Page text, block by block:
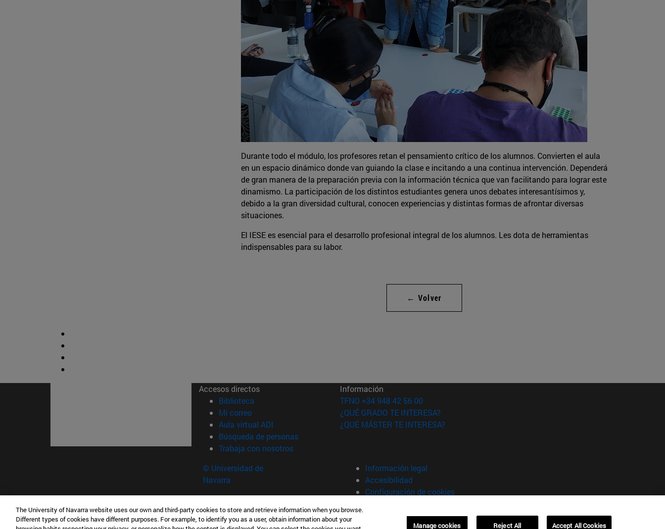
Durante todo el módulo, los profesores retan el pensamiento crítico de los alumnos. Convierten el aula
en un espacio dinámico donde van guiando la clase e incitando a una continua intervención. Dependerá
de gran manera de la preparación previa con la información técnica que van facilitando para lograr este
dinamismo. La participación de los distintos estudiantes genera unos debates interesantísimos y,
debido a la gran diversidad cultural, conocen experiencias y distintas formas de afrontar diversas
situaciones.
El IESE es esencial para el desarrollo profesional integral de los alumnos. Les dota de herramientas
indispensables para su labor.
← Volver
Accesos directos
Biblioteca (abre en nueva ventana)
Mi correo(abre en nueva ventana)
Aula virtual ADI (abre en nueva ventana)
Búsqueda de personas(abre en nueva ventana)
Trabaja con nosotros(abre en nueva ventana)
Información
TFNO +34 948 42 56 00
¿QUÉ GRADO TE INTERESA?
¿QUÉ MÁSTER TE INTERESA?
© Universidad de
Navarra
Información legal
Accesibilidad
Configuración de cookies
Escuela de Arquitectura
Campus universitario 31008 Pamplona España
The University of Navarra website uses our own and third-party cookies to store and retrieve information when you browse.
Different types of cookies have different purposes. For example, to identify you as a user, obtain information about your
Manage cookies Reject All Accept All Cookies